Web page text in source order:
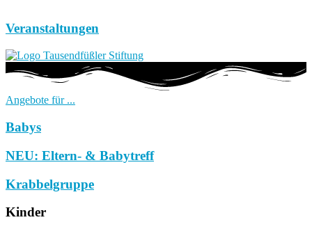
Veranstaltungen
Angebote für ...
Babys
NEU: Eltern- & Babytreff
Krabbelgruppe
Kinder